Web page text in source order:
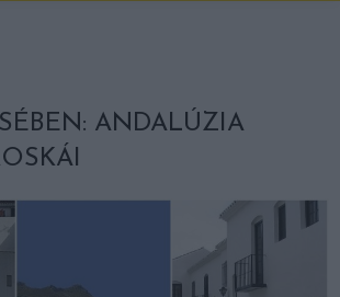
ANDALÚZIA